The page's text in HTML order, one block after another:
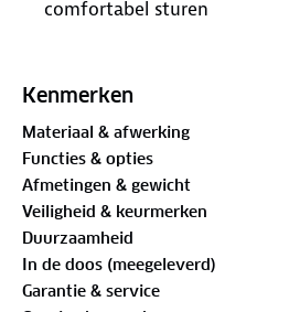
comfortabel sturen
voor extra opbergruimte
Binnenvak met rits voor het
sleutels en telefoon
Verstelbaar handvat voor
houding tijdens het lopen
Stevig stalen frame met
Kenmerken
Materiaal & afwerking
Functies & opties
Afmetingen & gewicht
Veiligheid & keurmerken
Duurzaamheid
In de doos (meegeleverd)
Garantie & service